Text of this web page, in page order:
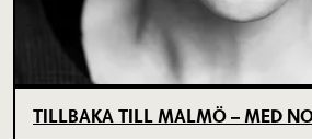
TILLBAKA TILL MALMÖ – MED